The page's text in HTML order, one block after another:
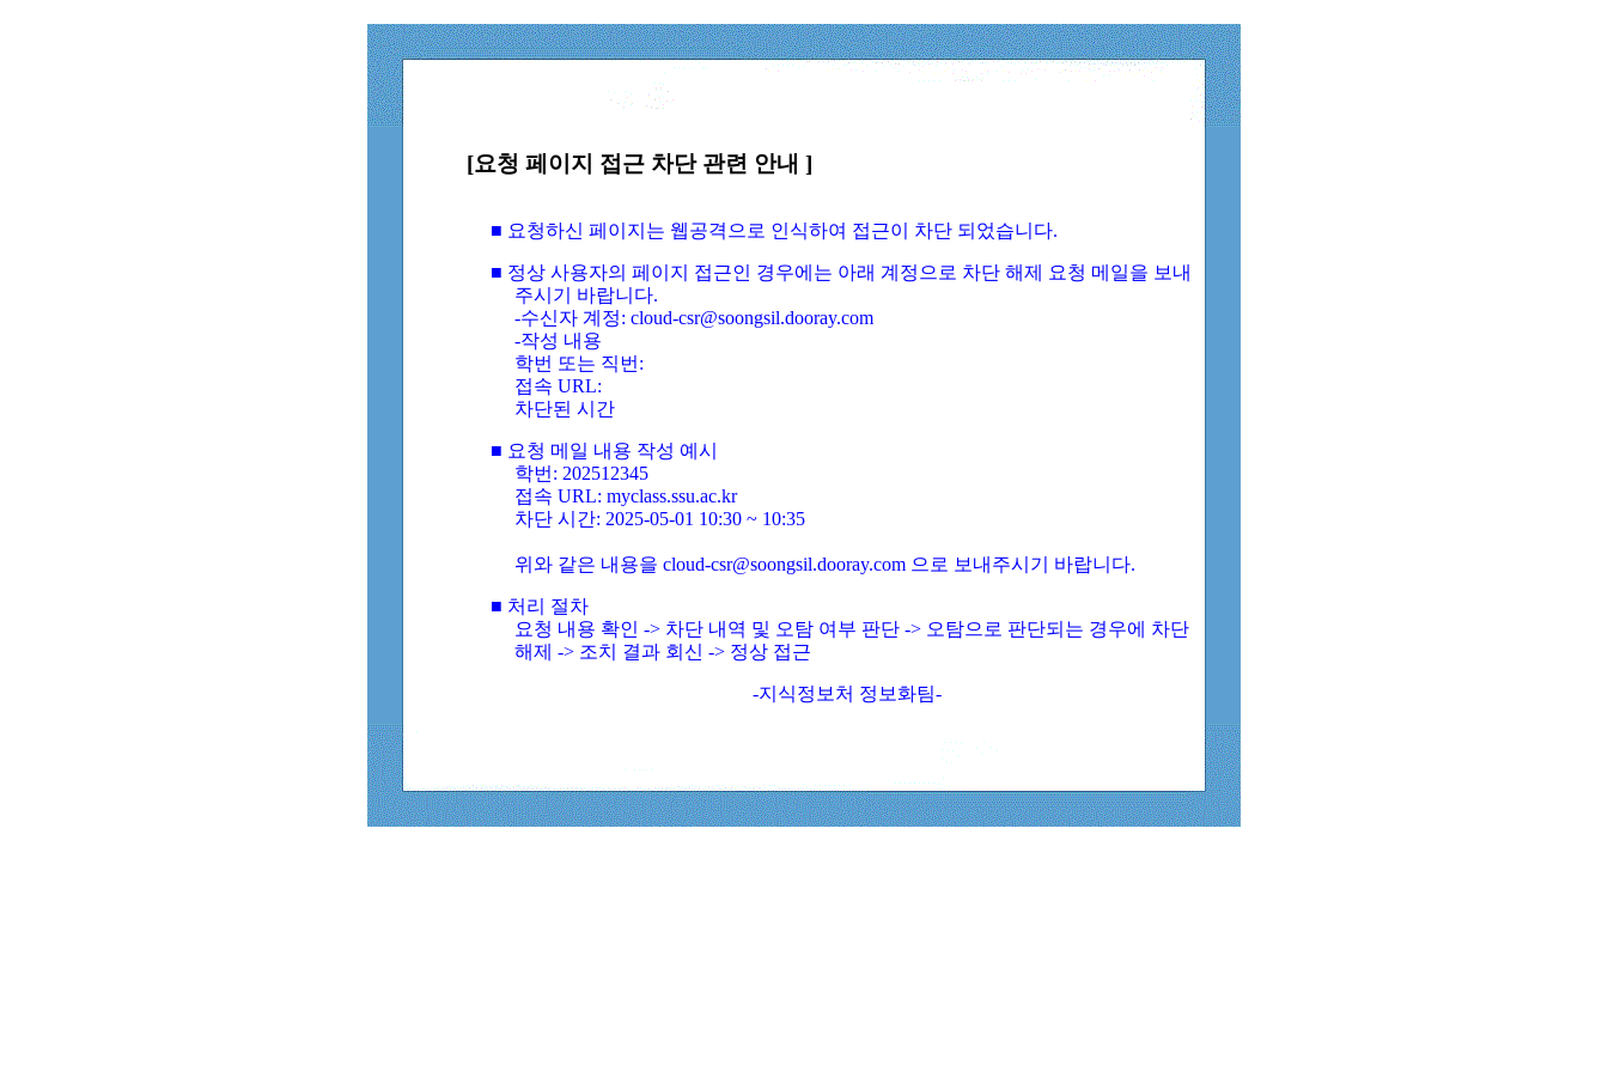
[요청 페이지 접근 차단 관련 안내 ]
■ 요청하신 페이지는 웹공격으로 인식하여 접근이 차단 되었습니다.
■ 정상 사용자의 페이지 접근인 경우에는 아래 계정으로 차단 해제 요청 메일을 보내
주시기 바랍니다.
-수신자 계정: cloud-csr@soongsil.dooray.com
-작성 내용
학번 또는 직번:
접속 URL:
차단된 시간
■ 요청 메일 내용 작성 예시
학번: 202512345
접속 URL: myclass.ssu.ac.kr
차단 시간: 2025-05-01 10:30 ~ 10:35
위와 같은 내용을 cloud-csr@soongsil.dooray.com 으로 보내주시기 바랍니다.
■ 처리 절차
요청 내용 확인 -> 차단 내역 및 오탐 여부 판단 -> 오탐으로 판단되는 경우에 차단
해제 -> 조치 결과 회신 -> 정상 접근
-지식정보처 정보화팀-